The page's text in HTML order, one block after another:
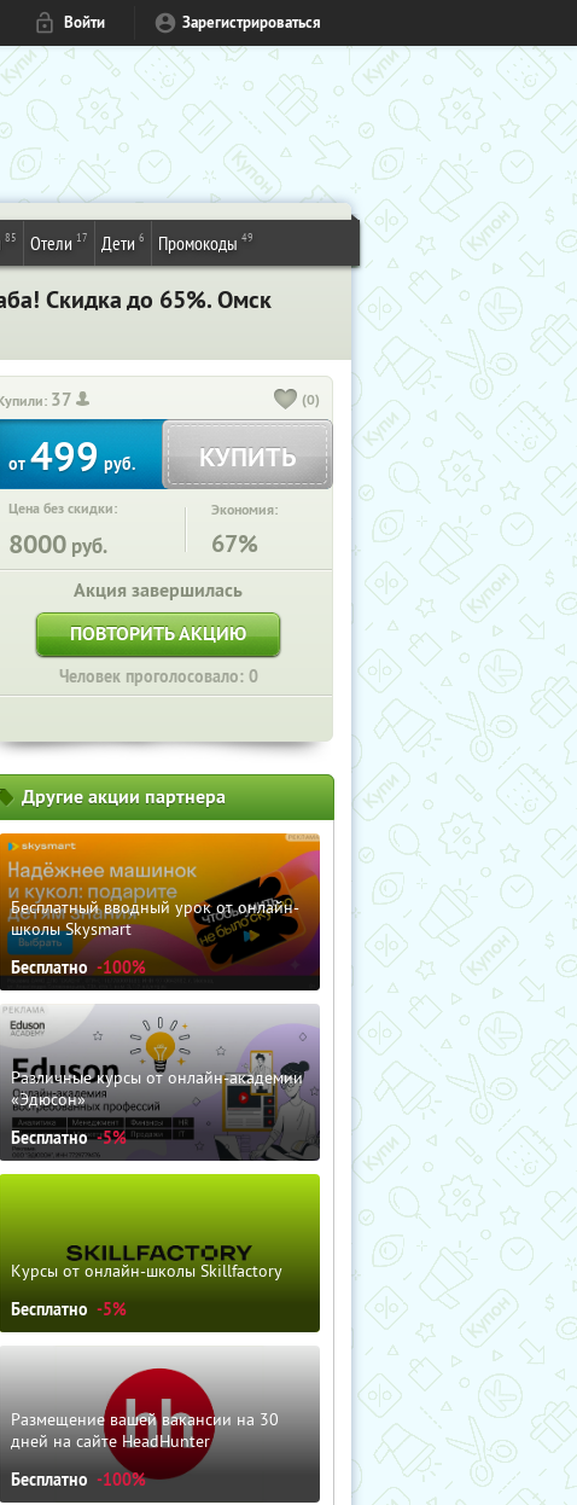
Войти Зарегистрироваться
85 Отели 17 Дети 6 Промокоды 49
Скидка до 65%. Омск
37 (0)
от499руб. КУПИТЬ
Цена без скидки:
8000 руб.
Экономия:
67%
Акция завершилась
ПОВТОРИТЬ АКЦИЮ
Человек проголосовало: 0
Другие акции партнера
Бесплатный вводный урок от онлайн-
школы Skysmart
Бесплатно -100%
Различные курсы от онлайн-академии
«Эдюсон»
Бесплатно -5%
Курсы от онлайн-школы Skillfactory
Бесплатно -5%
Размещение вашей вакансии на 30
дней на сайте HeadHunter
Бесплатно -100%